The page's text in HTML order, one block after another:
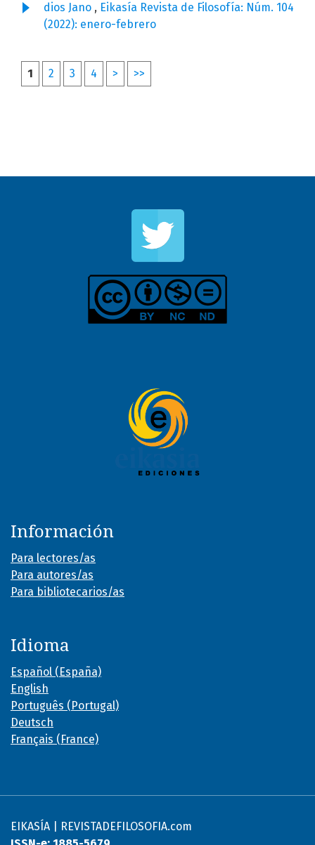
dios Jano , Eikasía Revista de Filosofía: Núm. 104
(2022): enero-febrero
1 2 3 4 > >>
Información
Para lectores/as
Para autores/as
Para bibliotecarios/as
Idioma
Español (España)
English
Português (Portugal)
Deutsch
Français (France)
EIKASÍA | REVISTADEFILOSOFIA.com